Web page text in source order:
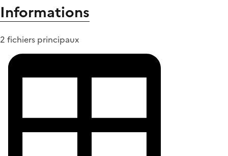
Informations
2 fichiers principaux